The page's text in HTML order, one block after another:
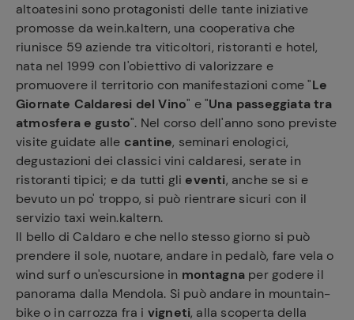
altoatesini sono protagonisti delle tante iniziative
promosse da wein.kaltern, una cooperativa che
riunisce 59 aziende tra viticoltori, ristoranti e hotel,
nata nel 1999 con l'obiettivo di valorizzare e
promuovere il territorio con manifestazioni come "Le
Giornate Caldaresi del Vino" e "Una passeggiata tra
atmosfera e gusto". Nel corso dell'anno sono previste
visite guidate alle cantine, seminari enologici,
degustazioni dei classici vini caldaresi, serate in
ristoranti tipici; e da tutti gli eventi, anche se si e
bevuto un po' troppo, si può rientrare sicuri con il
servizio taxi wein.kaltern.
Il bello di Caldaro e che nello stesso giorno si può
prendere il sole, nuotare, andare in pedalò, fare vela o
wind surf o un'escursione in montagna per godere il
panorama dalla Mendola. Si può andare in mountain-
bike o in carrozza fra i vigneti, alla scoperta della